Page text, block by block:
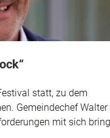
statt, zu dem
Gemeindechef Walter
mit sich